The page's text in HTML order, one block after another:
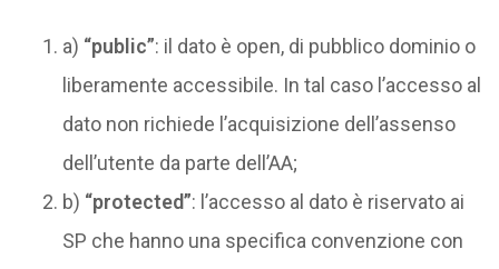
a) “public”: il dato è open, di pubblico dominio o
liberamente accessibile. In tal caso l’accesso al
dato non richiede l’acquisizione dell’assenso
dell’utente da parte dell’AA;
b) “protected”: l’accesso al dato è riservato ai
SP che hanno una specifica convenzione con